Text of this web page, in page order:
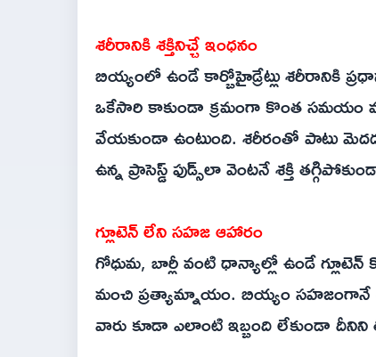
శరీరానికి శక్తినిచ్చే ఇంధనం
బియ్యంలో ఉండే కార్బోహైడ్రేట్లు శరీరానికి
ఒకేసారి కాకుండా క్రమంగా కొంత సమయం
వేయకుండా ఉంటుంది. శరీరంతో పాటు
ఉన్న ప్రాసెస్డ్ ఫుడ్స్‌లా వెంటనే శక్తి
గ్లూటెన్ లేని సహజ ఆహారం
గోధుమ, బార్లీ వంటి ధాన్యాల్లో ఉండే గ్లూటెన్
మంచి ప్రత్యామ్నాయం. బియ్యం సహజంగానే
వారు కూడా ఎలాంటి ఇబ్బంది లేకుండా దీనిని